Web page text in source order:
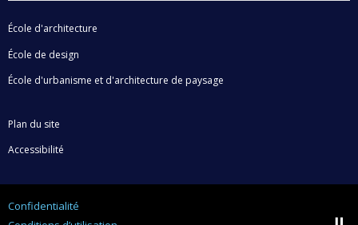
École d'architecture
École de design
École d'urbanisme et d'architecture de paysage
Plan du site
Accessibilité
Confidentialité